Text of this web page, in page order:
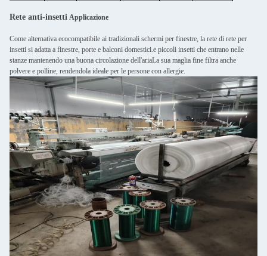
Rete anti-insetti Applicazione
Come alternativa ecocompatibile ai tradizionali schermi per finestre, la rete di rete per
insetti si adatta a finestre, porte e balconi domestici.e piccoli insetti che entrano nelle
stanze mantenendo una buona circolazione dell'ariaLa sua maglia fine filtra anche
polvere e polline, rendendola ideale per le persone con allergie.